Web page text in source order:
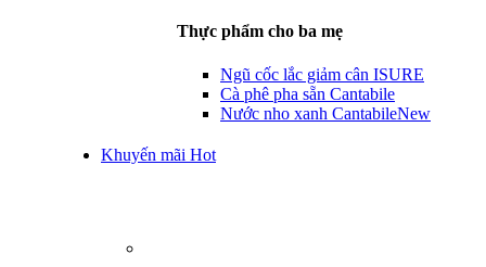
Thực phẩm cho ba mẹ
Ngũ cốc lắc giảm cân ISURE
Cà phê pha sẵn Cantabile
Nước nho xanh CantabileNew
Khuyến mãi Hot